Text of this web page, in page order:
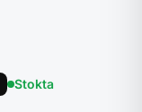
Stokta